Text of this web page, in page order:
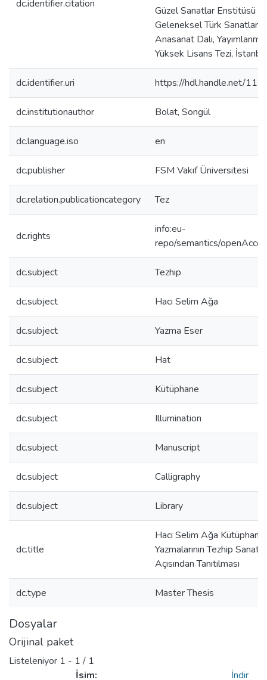
dc.identifier.citation
Güzel Sanatlar Enstitüsü
Geleneksel Türk Sanatları
Anasanat Dalı,
Yüksek Lisans Tezi,
dc.identifier.uri https://hdl.handle.net/
dc.institutionauthor Bolat, Songül
dc.language.iso en
dc.publisher FSM Vakıf Üniversitesi
dc.relation.publicationcategory Tez
dc.rights
info:eu-
repo/semantics/
dc.subject Tezhip
dc.subject Hacı Selim Ağa
dc.subject Yazma Eser
dc.subject Hat
dc.subject Kütüphane
dc.subject Illumination
dc.subject Manuscript
dc.subject Calligraphy
dc.subject Library
dc.title
Hacı Selim Ağa
Yazmalarının Tezhip Sanatı
Açısından Tanıtılması
dc.type Master Thesis
Dosyalar
Orijinal paket
Listeleniyor 1 - 1 / 1
İsim:
İndir